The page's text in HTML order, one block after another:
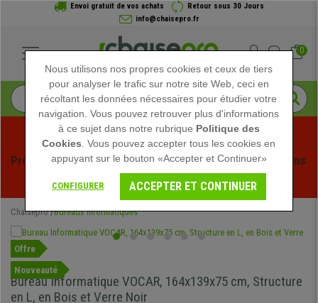
Envoi gratuit de vos achats
Retour sous 30 Jours
info@chaisepro.fr
0
Profitez des soldes d'été chez Chaisepro ! Des réductions
exclusives pour une durée limitée - Voir l'offre
Chaisepro Bureaux Informatiques
Offre
Nouveauté
Bureau Informatique VOCAR, 164x139x75 cm, Structure
en L, en Bois et Verre Noir
Nous utilisons nos propres cookies et ceux de tiers
pour analyser le trafic sur notre site Web, ceci en
récoltant les données nécessaires pour étudier votre
navigation. Vous pouvez retrouver plus d'informations
à ce sujet dans notre rubrique Politique des
Cookies . Vous pouvez accepter tous les cookies en
appuyant sur le bouton «Accepter et Continuer»
CONFIGURER ACCEPTER ET CONTINUER